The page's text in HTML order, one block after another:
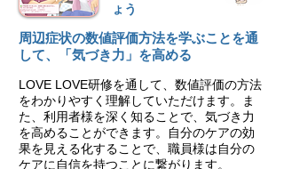
ょう
周辺症状の数値評価⽅法を学ぶことを通
して、「気づき⼒」を⾼める
LOVE LOVE研修を通して、数値評価の⽅法
をわかりやすく理解していただけます。ま
た、利⽤者様を深く知ることで、気づき⼒
を⾼めることができます。自分のケアの効
果を見える化することで、職員様は自分の
ケアに自信を持つことに繋がります。